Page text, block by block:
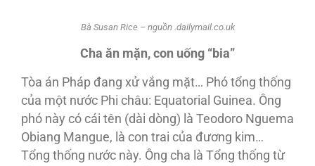
Bà Susan Rice – nguồn .dailymail.co.uk
Cha ăn mặn, con uống “bia”
Tòa án Pháp đang xử vắng mặt… Phó tổng thống
của một nước Phi châu: Equatorial Guinea. Ông
phó này có cái tên (dài dòng) là Teodoro Nguema
Obiang Mangue, là con trai của đương kim…
Tổng thống nước này. Ông cha là Tổng thống từ